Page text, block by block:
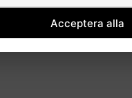
Acceptera alla